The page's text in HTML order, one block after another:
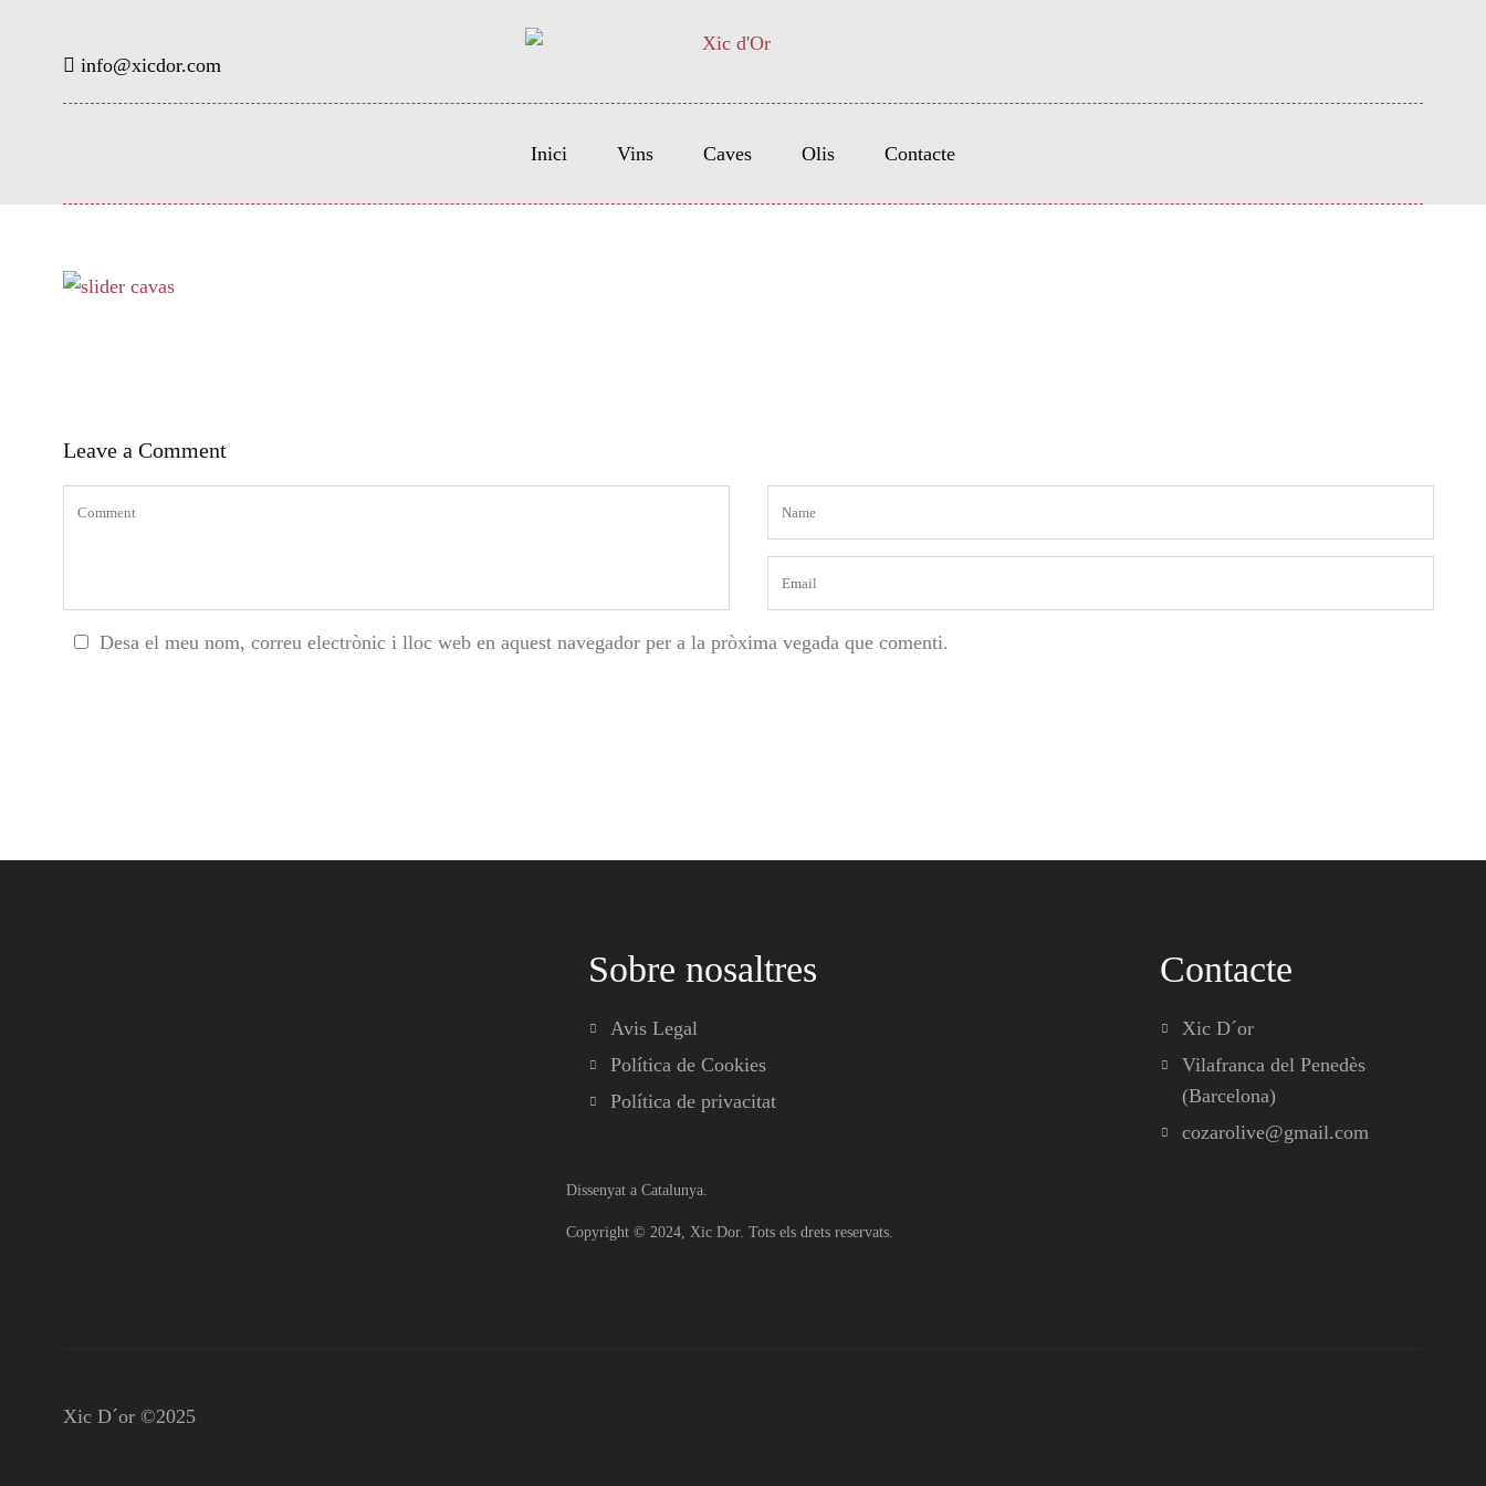
info@xicdor.com
Inici Vins Caves Olis Contacte
Leave a Comment
Desa el meu nom, correu electrònic i lloc web en aquest navegador per a la pròxima vegada que comenti.
Sobre nosaltres
Avis Legal
Política de Cookies
Política de privacitat
Contacte
Xic D´or
Vilafranca del Penedès
(Barcelona)
cozarolive@gmail.com
Dissenyat a Catalunya.
Copyright © 2024,Xic Dor. Tots els drets reservats.
Xic D´or ©2025